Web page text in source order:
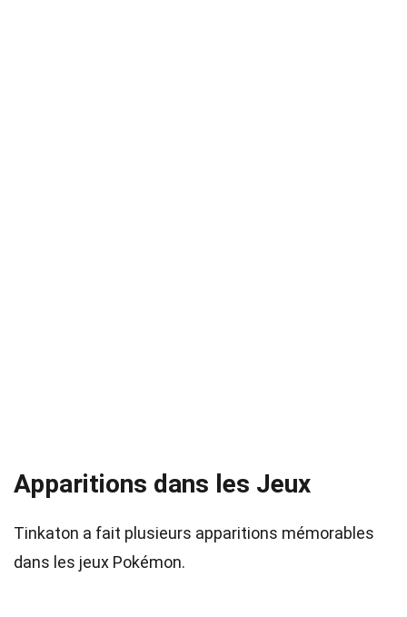
Apparitions dans les Jeux
Tinkaton a fait plusieurs apparitions mémorables
dans les jeux Pokémon.